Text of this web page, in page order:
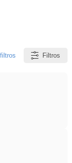
Filtros